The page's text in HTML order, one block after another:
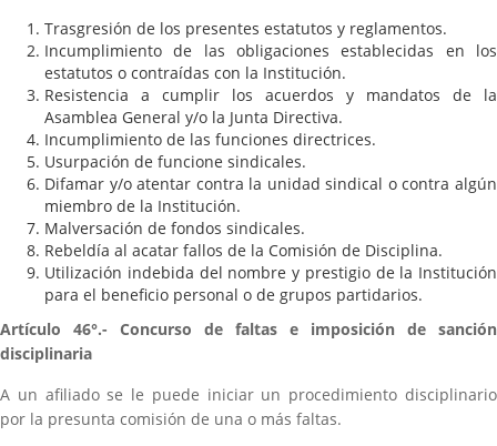
Trasgresión de los presentes estatutos y reglamentos.
Incumplimiento de las obligaciones establecidas en los
estatutos o contraídas con la Institución.
Resistencia a cumplir los acuerdos y mandatos de la
Asamblea General y/o la Junta Directiva.
Incumplimiento de las funciones directrices.
Usurpación de funcione sindicales.
Difamar y/o atentar contra la unidad sindical o contra algún
miembro de la Institución.
Malversación de fondos sindicales.
Rebeldía al acatar fallos de la Comisión de Disciplina.
Utilización indebida del nombre y prestigio de la Institución
para el beneficio personal o de grupos partidarios.
Artículo 46°.- Concurso de faltas e imposición de sanción
disciplinaria
A un afiliado se le puede iniciar un procedimiento disciplinario
por la presunta comisión de una o más faltas.